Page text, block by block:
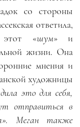
со стороны
ответила,
этот «шум» и
жизни. Она
мнения и
художницы
это для себя,
отправиться в
Меган также